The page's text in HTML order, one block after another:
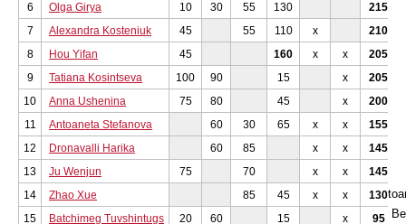
Der Lopota See
Ergebnisse der Runde 1
SNo Name Res.
Name
1
GM 1 - 0 GM
Stefanova
2
GM Zhao Xue 2538 IM Khotenashvili
6
Olga Girya 10 30 55 130
215
7
Alexandra Kosteniuk 45 55 110 x
210
8
Hou Yifan 45 160 x x
205
9
Tatiana Kosintseva 100 90 15 x
205
10
Anna Ushenina 75 80 45 x
200
11
Antoaneta Stefanova 60 30 65 x x
155
12
Dronavalli Harika 60 85 x x
145
13
Ju Wenjun 75 70 x x
145
14
Zhao Xue 85 45 x x
130
15
Batchimeg Tuvshintugs 20 60 15 x
95